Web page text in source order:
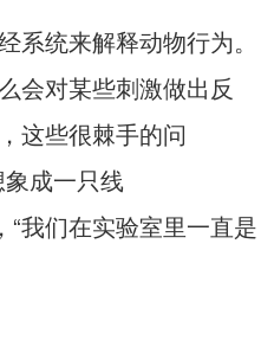
系统来解释动物行为。
会对某些刺激做出反
这些很棘手的问
成一只线
“我们在实验室里一直是